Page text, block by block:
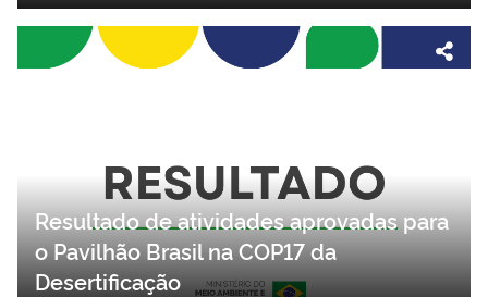
Resultado de atividades aprovadas para
o Pavilhão Brasil na COP17 da
Desertificação